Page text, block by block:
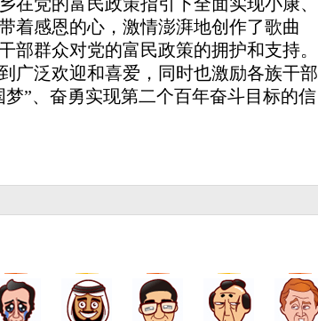
着感恩的心，激情澎湃地创作了歌曲
部群众对党的富民政策的拥护和支持。
广泛欢迎和喜爱，同时也激励各族干部
”、奋勇实现第二个百年奋斗目标的信